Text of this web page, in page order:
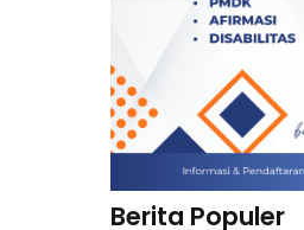
Berita Populer